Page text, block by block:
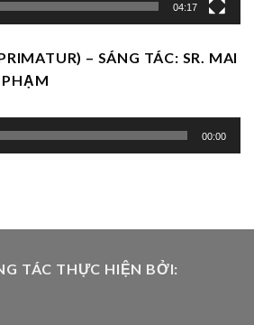
04:17
– SÁNG TÁC: SR. MAI
PHẠM
00:00
TÁC THỰC HIỆN BỞI: